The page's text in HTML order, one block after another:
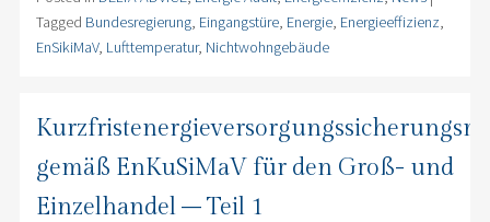
Tagged Bundesregierung, Eingangstüre, Energie, Energieeffizienz
EnSikiMaV, Lufttemperatur, Nichtwohngebäude
gemäß EnKuSiMaV für den Groß- und
Einzelhandel – Teil 1